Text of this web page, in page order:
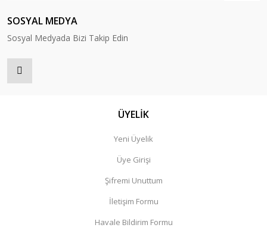
SOSYAL MEDYA
Sosyal Medyada Bizi Takip Edin
ÜYELİK
Yeni Üyelik
Üye Girişi
Şifremi Unuttum
İletişim Formu
Havale Bildirim Formu